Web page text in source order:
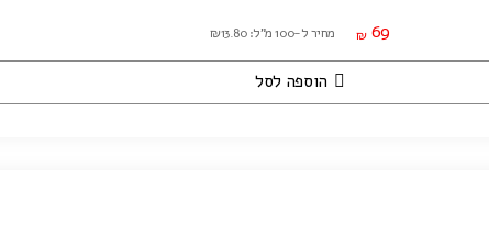
₪ 69 מחיר ל-100 מ"ל: ₪13.80
הוספה לסל